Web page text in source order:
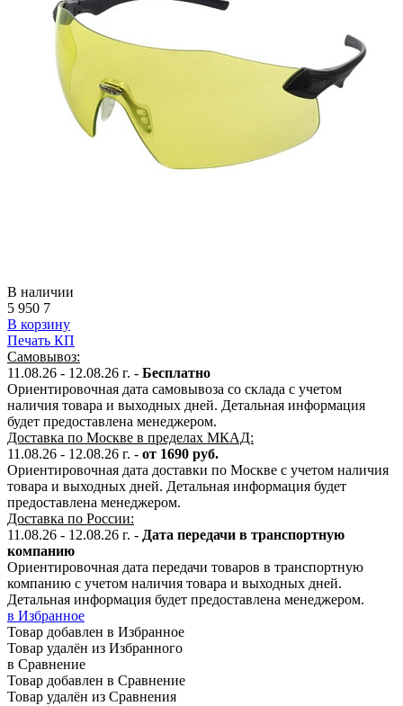
В наличии
5 950 7
В корзину
Печать КП
Самовывоз:
11.08.26 - 12.08.26 г. - Бесплатно
Ориентировочная дата самовывоза со склада с учетом
наличия товара и выходных дней. Детальная информация
будет предоставлена менеджером.
Доставка по Москве в пределах МКАД:
11.08.26 - 12.08.26 г. - от 1690 руб.
Ориентировочная дата доставки по Москве с учетом наличия
товара и выходных дней. Детальная информация будет
предоставлена менеджером.
Доставка по России:
11.08.26 - 12.08.26 г. - Дата передачи в транспортную
компанию
Ориентировочная дата передачи товаров в транспортную
компанию с учетом наличия товара и выходных дней.
Детальная информация будет предоставлена менеджером.
в Избранное
Товар добавлен в Избранное
Товар удалён из Избранного
в Сравнение
Товар добавлен в Сравнение
Товар удалён из Сравнения